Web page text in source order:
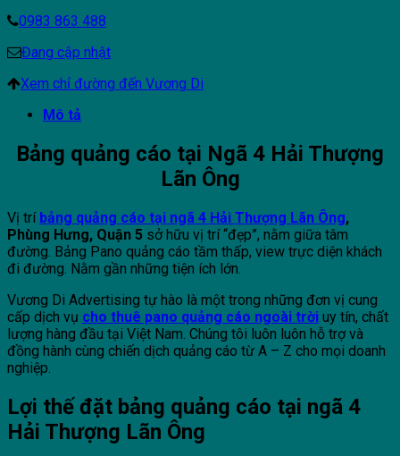
0983 863 488
Đang cập nhật
Xem chỉ đường đến Vương Di
Mô tả
Bảng quảng cáo tại Ngã 4 Hải Thượng
Lãn Ông
Vị trí bảng quảng cáo tại ngã 4 Hải Thượng Lãn Ông,
Phùng Hưng, Quận 5 sở hữu vị trí “đẹp”, nằm giữa tâm
đường. Bảng Pano quảng cáo tầm thấp, view trực diện khách
đi đường. Nằm gần những tiện ích lớn.
Vương Di Advertising tự hào là một trong những đơn vị cung
cấp dịch vụ cho thuê pano quảng cáo ngoài trời uy tín, chất
lượng hàng đầu tại Việt Nam. Chúng tôi luôn luôn hỗ trợ và
đồng hành cùng chiến dịch quảng cáo từ A – Z cho mọi doanh
nghiệp.
Lợi thế đặt bảng quảng cáo tại ngã 4
Hải Thượng Lãn Ông